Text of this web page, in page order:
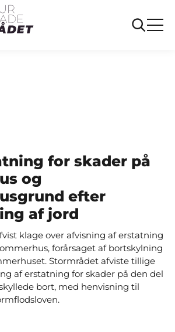
erstatning for skader paa sommerhus og
efter bortskylning af jord
for skader på
og
efter
af jord
klage over afvisning af erstatning
forårsaget af bortskylning
Stormrådet afviste tillige
af erstatning for skader på den del
bort, med henvisning til